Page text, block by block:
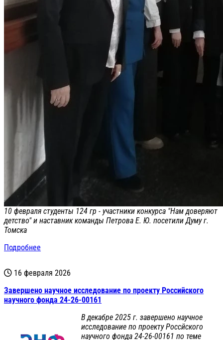
10 февраля студенты 124 гр - участники конкурса "Нам доверяют
детство" и наставник команды Петрова Е. Ю. посетили Думу г.
Томска
Подробнее
16 февраля 2026
Завершено научное исследование по проекту Российского
научного фонда 24-26-00161
В декабре 2025 г. завершено научное
исследование по проекту Россйского
научного фонда 24-26-00161 по теме